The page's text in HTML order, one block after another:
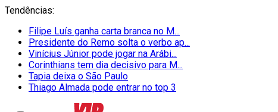
Tendências:
Filipe Luís ganha carta branca no M...
Presidente do Remo solta o verbo ap...
Vinícius Júnior pode jogar na Arábi...
Corinthians tem dia decisivo para M...
Tapia deixa o São Paulo
Thiago Almada pode entrar no top 3